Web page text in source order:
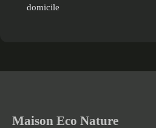
domicile
Maison Eco Nature